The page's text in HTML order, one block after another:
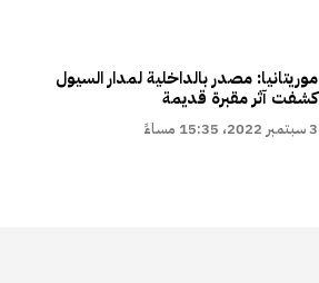
موريتانيا: مصدر بالداخلية لمدار السيول
كشفت آثر مقبرة قديمة
3 سبتمبر 2022، 15:35 مساءً